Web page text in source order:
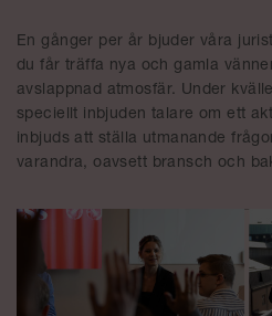
En gånger per år bjuder våra
du får träffa nya och gamla
avslappnad atmosfär. Under
speciellt inbjuden talare om ett
inbjuds att ställa utmanande
varandra, oavsett bransch och